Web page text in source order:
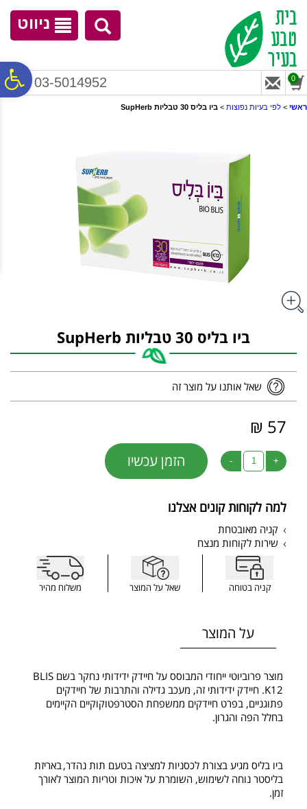
נגישות
ניווט
03-5014952 0
ראשי > לפי בעיות נפוצות > ביו בליס 30 טבליות SupHerb
ביו בליס 30 טבליות SupHerb
שאל אותנו על מוצר זה
57 ₪
+
- הזמן עכשיו
למה לקוחות קונים אצלנו
קניה מאובטחת
שירות לקוחות מנצח
קניה בטוחה שאל על המוצר משלוח מהיר
על המוצר
מוצר פרוביוטי ייחודי המבוסס על חיידק ידידותי נחקר בשם BLIS
K12. חיידק ידידותי זה, מעכב גדילה והתרבות של חיידקים
פתוגניים, בפרט חיידקים ממשפחת הסטרפטוקוקיים הקיימים
בחלל הפה והגרון.
ביו בליס מגיע בצורת לכסניות למציצה בטעם תות נהדר, באריזת
בליסטר נוחה לשימוש, השומרת על איכות וטריות המוצר לאורך
זמן.